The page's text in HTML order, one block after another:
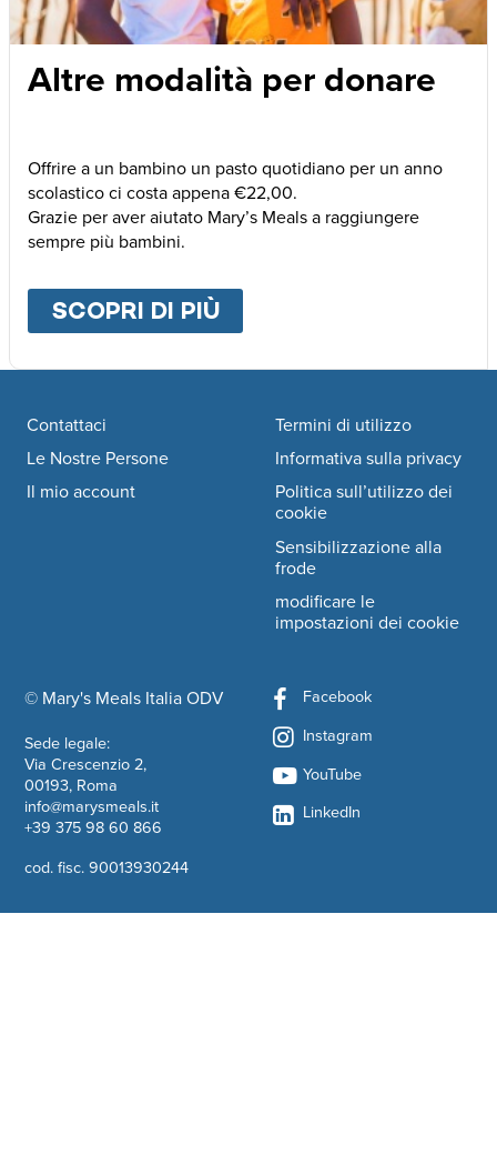
Altre modalità per donare
Offrire a un bambino un pasto quotidiano per un anno
scolastico ci costa appena €22,00.
Grazie per aver aiutato Mary’s Meals a raggiungere
sempre più bambini.
SCOPRI DI PIÙABOUT
Footer navigation
© Mary's Meals Italia ODVcompany information
Sede legale:
Via Crescenzio 2,
00193, Roma
info@marysmeals.it
+39 375 98 60 866
cod. fisc. 90013930244
Contattaci
Le Nostre Persone
Il mio account
Termini di utilizzo
Informativa sulla privacy
Politica sull’utilizzo dei
cookie
Sensibilizzazione alla
frode
modificare le
impostazioni dei cookie
Facebook
Instagram
YouTube
LinkedIn